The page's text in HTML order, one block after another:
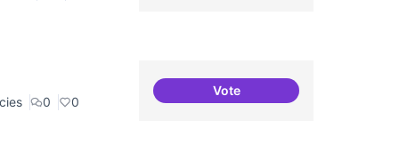
0 0
VoteCampanya de comunicació